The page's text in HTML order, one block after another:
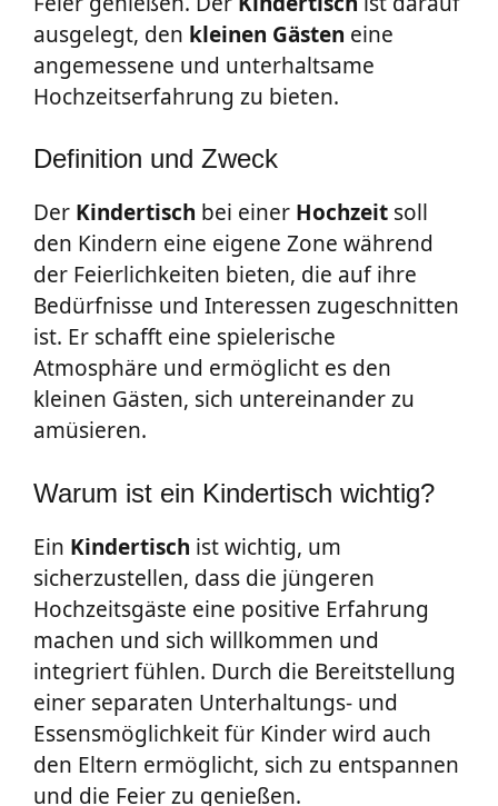
ausgelegt, den kleinen Gästen eine
angemessene und unterhaltsame
Hochzeitserfahrung zu bieten.
Definition und Zweck
Der Kindertisch bei einer Hochzeit soll
den Kindern eine eigene Zone während
der Feierlichkeiten bieten, die auf ihre
Bedürfnisse und Interessen zugeschnitten
ist. Er schafft eine spielerische
Atmosphäre und ermöglicht es den
kleinen Gästen, sich untereinander zu
amüsieren.
Warum ist ein Kindertisch wichtig?
Ein Kindertisch ist wichtig, um
sicherzustellen, dass die jüngeren
Hochzeitsgäste eine positive Erfahrung
machen und sich willkommen und
integriert fühlen. Durch die Bereitstellung
einer separaten Unterhaltungs- und
Essensmöglichkeit für Kinder wird auch
den Eltern ermöglicht, sich zu entspannen
und die Feier zu genießen.